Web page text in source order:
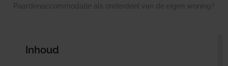
Paardenaccommodatie als onderdeel van de eigen woning?
Inhoud